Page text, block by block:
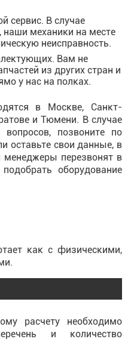
сервис. В случае
наши механики на месте
неисправность.
Вам не
из других стран и
у нас на полках.
в Москве, Санкт-
и Тюмени. В случае
вопросов, позвоните по
оставьте свои данные, в
перезвонят в
оборудование
как с физическими,
расчету необходимо
и количество